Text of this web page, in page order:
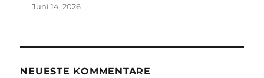
Juni 14, 2026
NEUESTE KOMMENTARE